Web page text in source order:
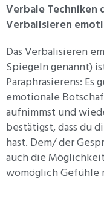
Verbale Techniken
Verbalisieren
Das Verbalisieren
Spiegeln genannt)
Paraphrasierens: Es
emotionale
aufnimmst und
bestätigst, dass du
hast. Dem/ der
auch die
womöglich Gefühle